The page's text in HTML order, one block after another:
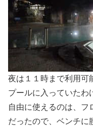
夜は１１時まで利用可
プールに入っていたわ
自由に使えるのは、フ
だったので、ベンチに